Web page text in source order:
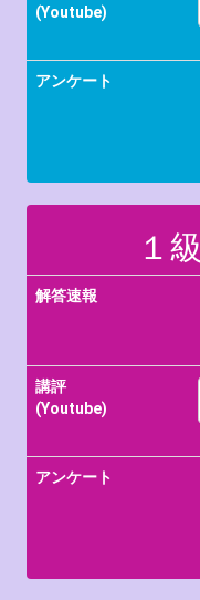
(Youtube)
アンケート
１
解答速報
講評
(Youtube)
アンケート